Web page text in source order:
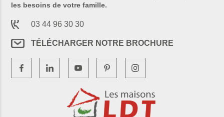
les besoins de votre famille.
03 44 96 30 30
TÉLÉCHARGER NOTRE BROCHURE